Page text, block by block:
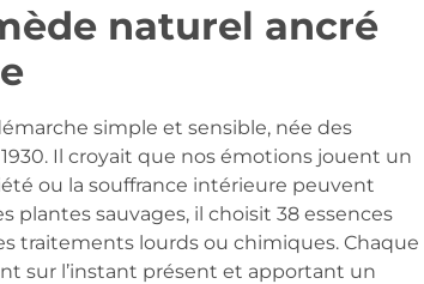
naturel ancré
simple et sensible, née des
Il croyait que nos émotions jouent un
ou la souffrance intérieure peuvent
plantes sauvages, il choisit 38 essences
traitements lourds ou chimiques. Chaque
sur l’instant présent et apportant un